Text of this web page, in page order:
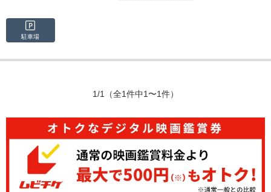
駐車場
1/1 （全1件中1〜1件）